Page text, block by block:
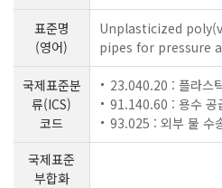
표준명
(영어)
Unplasticized
pipes for pressure
국제표준분
류(ICS)
코드
23.040.20 : 플라스
91.140.60 : 용수 공
93.025 : 외부 물 수
국제표준
부합화